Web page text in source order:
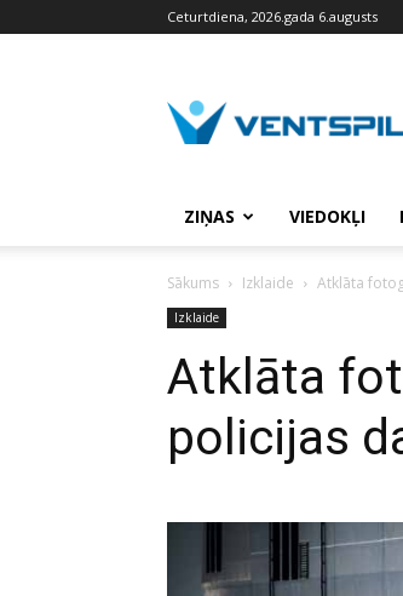
Ceturtdiena, 2026.gada 6.augusts
ZIŅAS VIEDOKĻI
Sākums Izklaide Atklāta
Izklaide
Atklāta
policijas